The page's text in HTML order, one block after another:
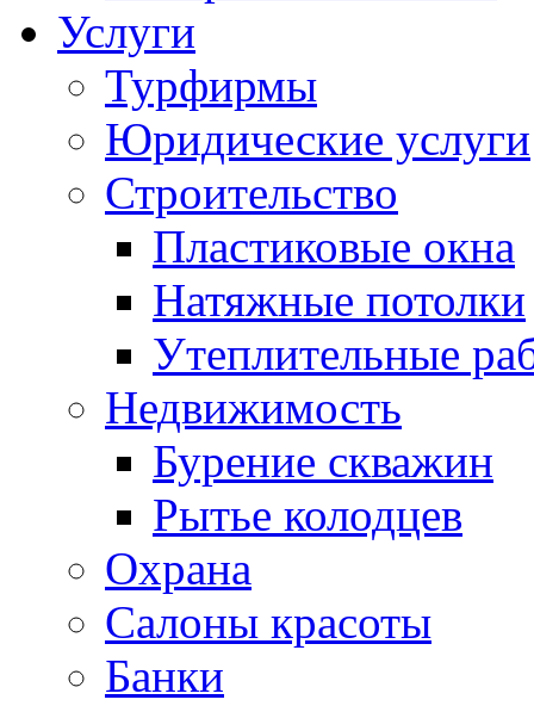
Услуги
Турфирмы
Юридические услуги
Строительство
Пластиковые окна
Натяжные потолки
Утеплительные
Недвижимость
Бурение скважин
Рытье колодцев
Охрана
Салоны красоты
Банки